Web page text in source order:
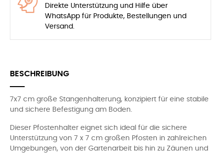
Direkte Unterstützung und Hilfe über
WhatsApp für Produkte, Bestellungen und
Versand.
BESCHREIBUNG
7x7 cm große Stangenhalterung, konzipiert für eine stabile
und sichere Befestigung am Boden.
Dieser Pfostenhalter eignet sich ideal für die sichere
Unterstützung von 7 x 7 cm großen Pfosten in zahlreichen
Umgebungen, von der Gartenarbeit bis hin zu Zäunen und